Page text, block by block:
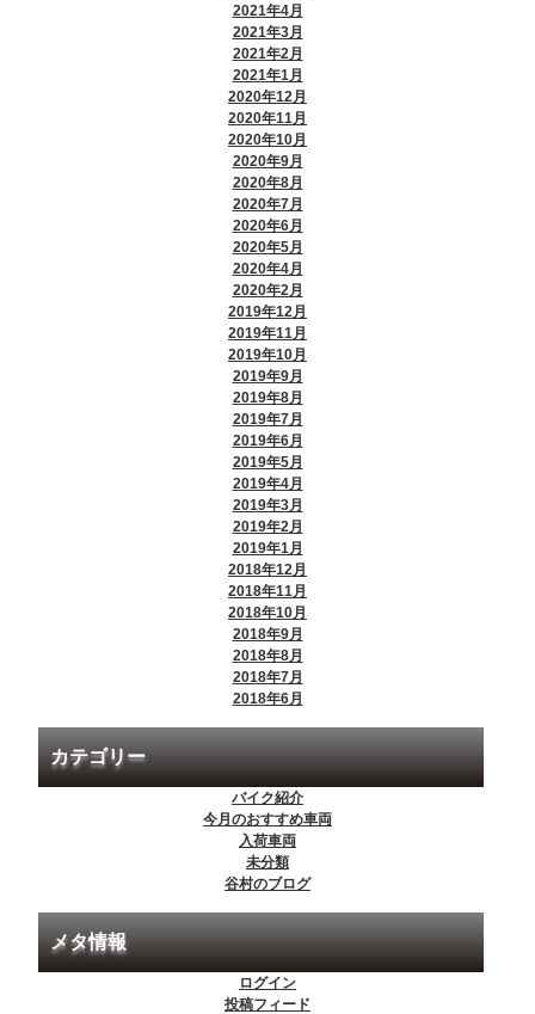
2021年4月
2021年3月
2021年2月
2021年1月
2020年12月
2020年11月
2020年10月
2020年9月
2020年8月
2020年7月
2020年6月
2020年5月
2020年4月
2020年2月
2019年12月
2019年11月
2019年10月
2019年9月
2019年8月
2019年7月
2019年6月
2019年5月
2019年4月
2019年3月
2019年2月
2019年1月
2018年12月
2018年11月
2018年10月
2018年9月
2018年8月
2018年7月
2018年6月
カテゴリー
バイク紹介
今月のおすすめ車両
入荷車両
未分類
谷村のブログ
メタ情報
ログイン
投稿フィード